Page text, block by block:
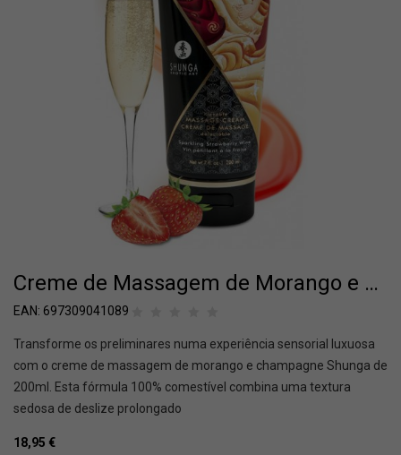
Creme de Massagem de Morango e Champagne Shunga Comestível 200ml
EAN: 697309041089
Transforme os preliminares numa experiência sensorial luxuosa
com o creme de massagem de morango e champagne Shunga de
200ml. Esta fórmula 100% comestível combina uma textura
sedosa de deslize prolongado
18,95 €